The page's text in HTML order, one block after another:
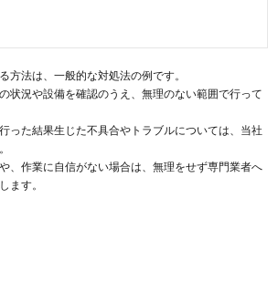
方法は、一般的な対処法の例です。
状況や設備を確認のうえ、無理のない範囲で行って
った結果生じた不具合やトラブルについては、当社
、作業に自信がない場合は、無理をせず専門業者へ
ます。